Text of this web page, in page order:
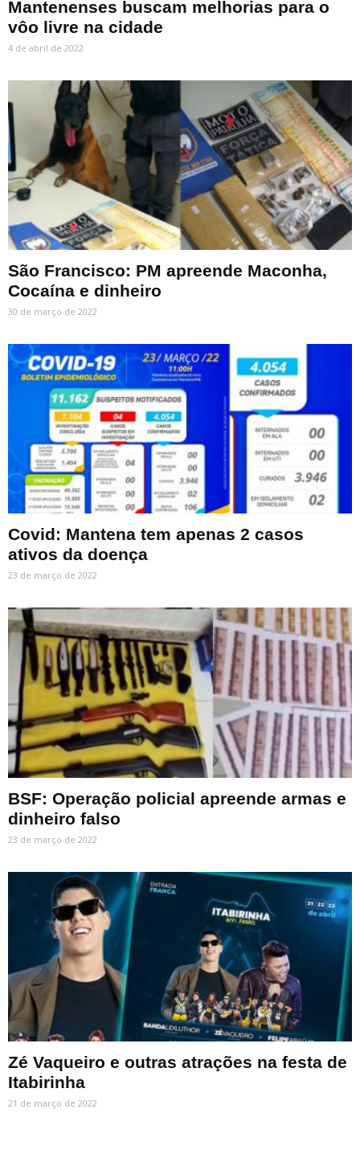
Mantenenses buscam melhorias para o
vôo livre na cidade
4 de abril de 2022
São Francisco: PM apreende Maconha,
Cocaína e dinheiro
30 de março de 2022
Covid: Mantena tem apenas 2 casos
ativos da doença
23 de março de 2022
BSF: Operação policial apreende armas e
dinheiro falso
23 de março de 2022
Zé Vaqueiro e outras atrações na festa de
Itabirinha
21 de março de 2022